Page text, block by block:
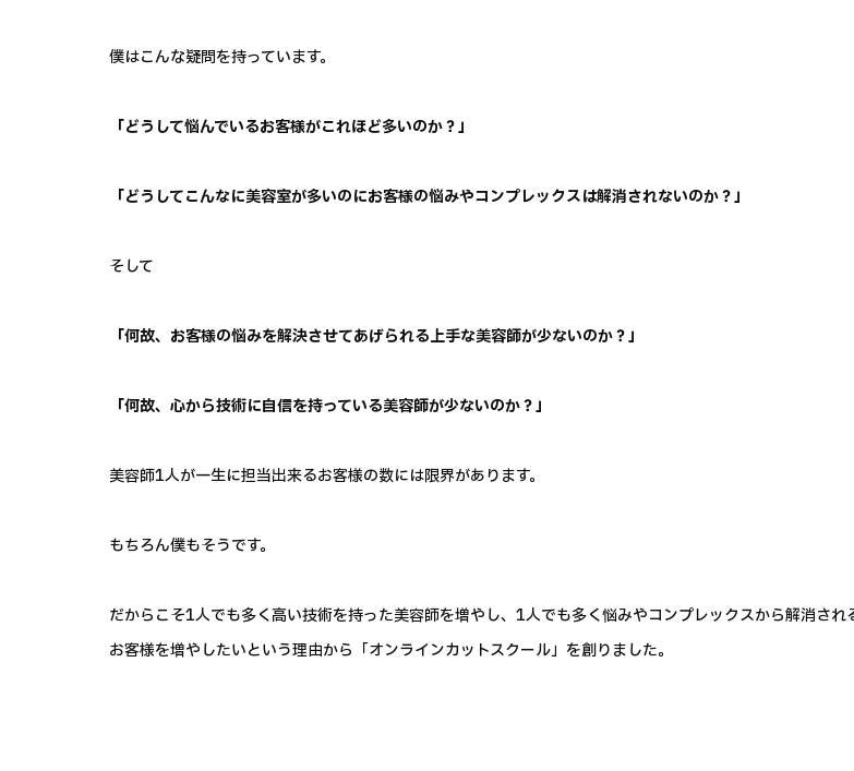
僕はこんな疑問を持っています。
「どうして悩んでいるお客様がこれほど多いのか？」
「どうしてこんなに美容室が多いのにお客様の悩みやコンプレックスは解消されないのか？」
そして
「何故、お客様の悩みを解決させてあげられる上手な美容師が少ないのか？」
「何故、心から技術に自信を持っている美容師が少ないのか？」
美容師1人が一生に担当出来るお客様の数には限界があります。
もちろん僕もそうです。
だからこそ1人でも多く高い技術を持った美容師を増やし、1人でも多く悩みやコンプレックスから解消され
お客様を増やしたいという理由から「オンラインカットスクール」を創りました。